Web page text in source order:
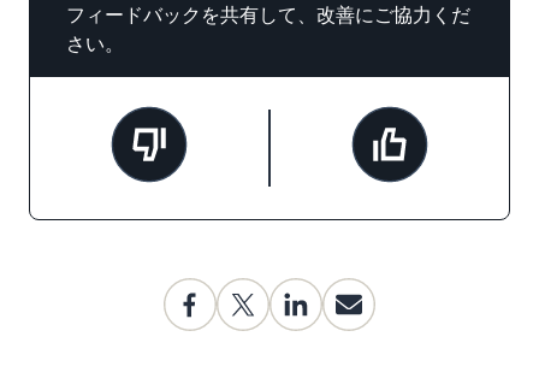
フィードバックを共有して、改善にご協力くだ
さい。